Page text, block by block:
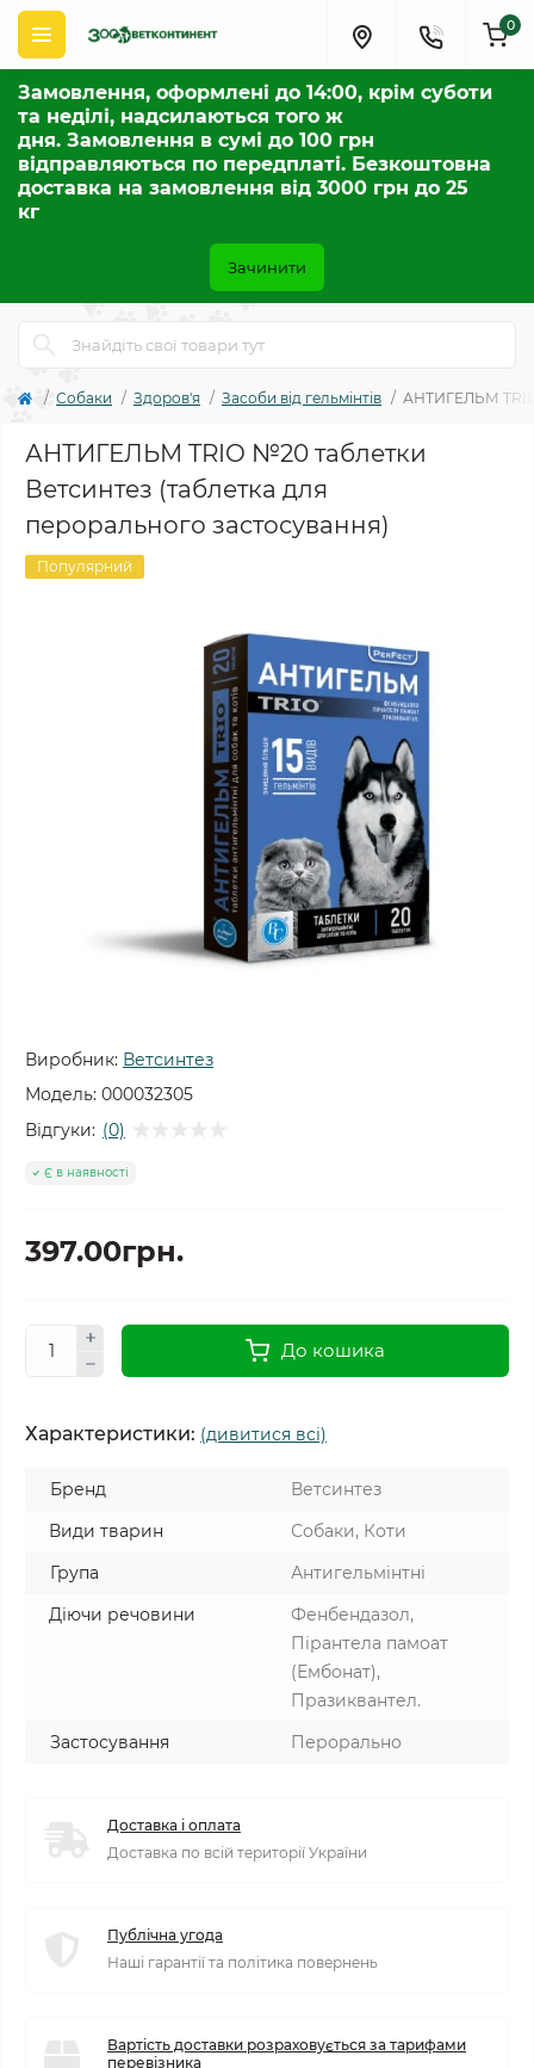
Замовлення, оформлені до 14:00, крім суботи
та неділі, надсилаються того ж
дня. Замовлення в сумі до 100 грн
відправляються по передплаті. Безкоштовна
доставка на замовлення від 3000 грн до 25
кг
Зачинити
0
Собаки Здоров'я Засоби від гельмінтів АНТИГЕЛЬМ TRIO
АНТИГЕЛЬМ TRIO №20 таблетки
Ветсинтез (таблетка для
перорального заcтосування)
Популярний
Виробник: Ветсинтез
Модель: 000032305
Відгуки: (0)
Є в наявності
397.00грн.
До кошика
Характеристики: (дивитися всі)
Бренд
Ветсинтез
Види тварин
Собаки, Коти
Група
Антигельмінтні
Діючи речовини
Фенбендазол,
Пірантела памоат
(Ембонат),
Празиквантел.
Застосування
Перорально
Доставка і оплата
Доставка по всій території України
Публічна угода
Наші гарантії та політика повернень
Вартість доставки розраховується за тарифами
перевізника